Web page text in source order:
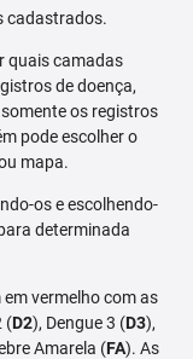
cadastrados.
quais camadas
de doença,
os registros
pode escolher o
mapa.
os e escolhendo-
determinada
vermelho com as
(D2), Dengue 3 (D3),
Amarela (FA). As